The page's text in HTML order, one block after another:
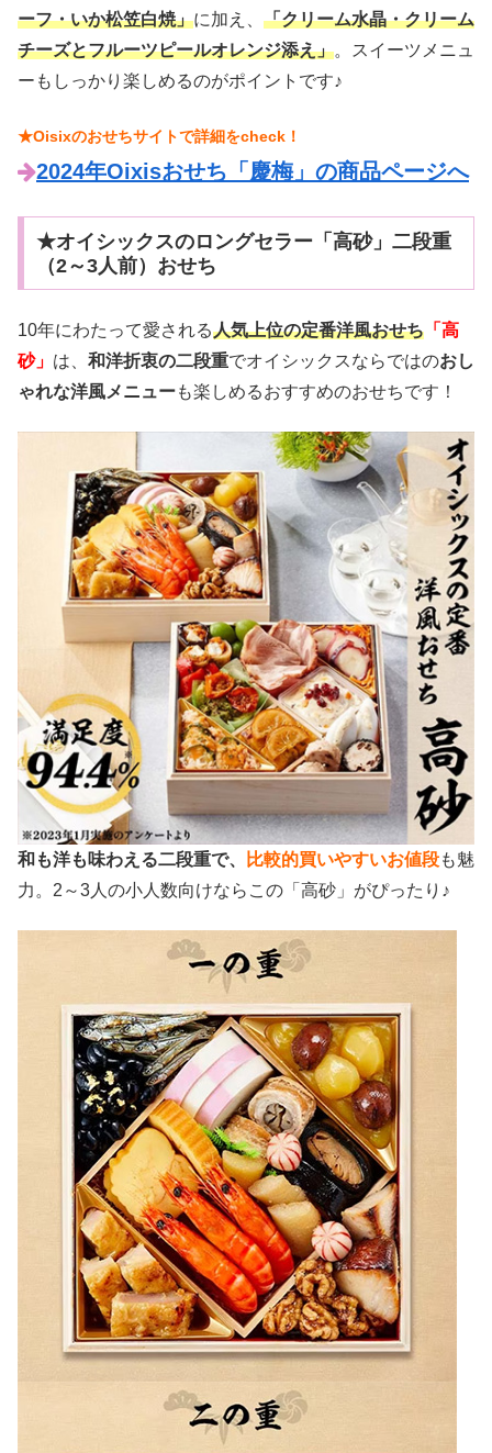
ーフ・いか松笠白焼」に加え、 「クリーム水晶・クリーム
チーズとフルーツピールオレンジ添え」。スイーツメニュ
ーもしっかり楽しめるのがポイントです♪
★Oisixのおせちサイトで詳細をcheck！
2024年Oixisおせち「慶梅」の商品ページへ
★オイシックスのロングセラー「高砂」二段重
（2～3人前）おせち
10年にわたって愛される人気上位の定番洋風おせち 「高
砂」 は、 和洋折衷の二段重でオイシックスならではのおし
ゃれな洋風メニューも楽しめるおすすめのおせちです！
和も洋も味わえる二段重で、 比較的買いやすいお値段も魅
力。2～3人の小人数向けならこの「高砂」がぴったり♪